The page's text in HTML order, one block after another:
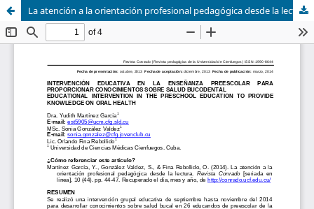
La atención a la orientación profesional pedagógica desde la lectura 38 Intervención educativa en la enseñanza preescolar para proporcionar conocimientos sobre salud bucodental